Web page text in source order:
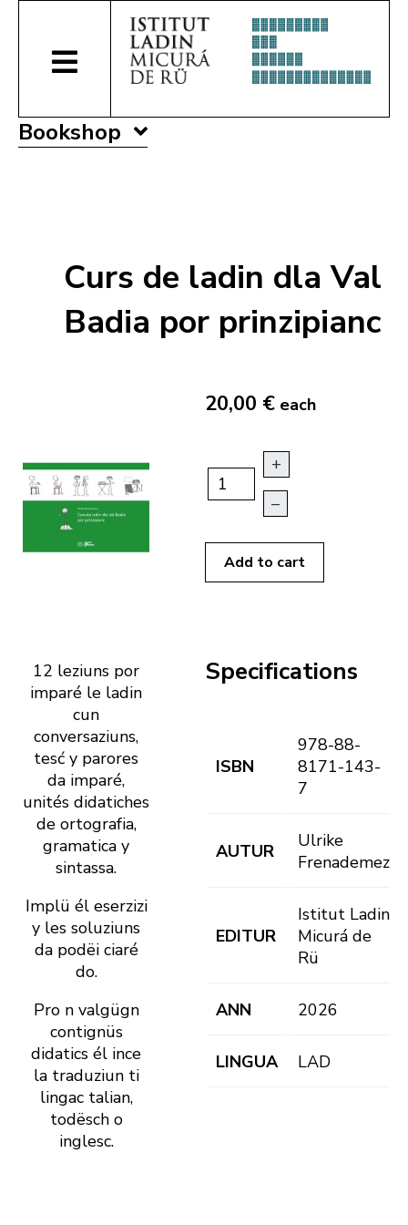
Bookshop
Curs de ladin dla Val
Badia por prinzipianc
12 leziuns por
imparé le ladin
cun
conversaziuns,
tesć y parores
da imparé,
unités didatiches
de ortografia,
gramatica y
sintassa.
Implü él eserzizi
y les soluziuns
da podëi ciaré
do.
Pro n valgügn
contignüs
didatics él ince
la traduziun ti
lingac talian,
todësch o
inglesc.
20,00 € each
+
–
Add to cart
Specifications
ISBN
978-88-
8171-143-
7
AUTUR
Ulrike
Frenademez
EDITUR
Istitut Ladin
Micurá de
Rü
ANN 2026
LINGUA LAD